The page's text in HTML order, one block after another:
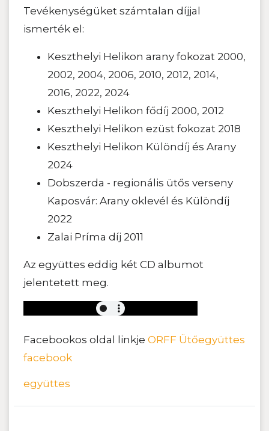
Tevékenységüket számtalan díjjal
ismerték el:
Keszthelyi Helikon arany fokozat 2000,
2002, 2004, 2006, 2010, 2012, 2014,
2016, 2022, 2024
Keszthelyi Helikon fődíj 2000, 2012
Keszthelyi Helikon ezüst fokozat 2018
Keszthelyi Helikon Különdíj és Arany
2024
Dobszerda - regionális ütős verseny
Kaposvár: Arany oklevél és Különdíj
2022
Zalai Príma díj 2011
Az együttes eddig két CD albumot
jelentetett meg.
Facebookos oldal linkje ORFF Ütőegyüttes
facebook
együttes